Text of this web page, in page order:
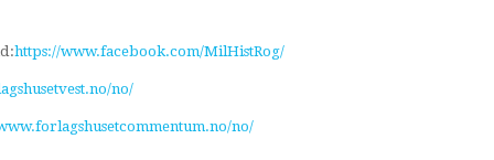
https://www.facebook.com/MilHistRog/
no/
no/